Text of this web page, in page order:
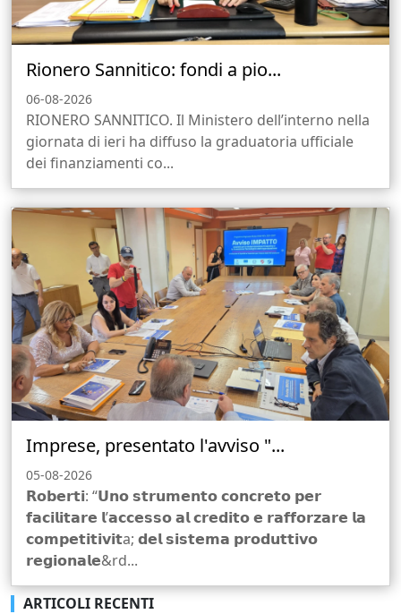
Rionero Sannitico: fondi a pio...
06-08-2026
RIONERO SANNITICO. Il Ministero dell’interno nella
giornata di ieri ha diffuso la graduatoria ufficiale
dei finanziamenti co...
Imprese, presentato l'avviso "...
05-08-2026
𝗥𝗼𝗯𝗲𝗿𝘁𝗶: “𝗨𝗻𝗼 𝘀𝘁𝗿𝘂𝗺𝗲𝗻𝘁𝗼 𝗰𝗼𝗻𝗰𝗿𝗲𝘁𝗼 𝗽𝗲𝗿
𝗳𝗮𝗰𝗶𝗹𝗶𝘁𝗮𝗿𝗲 𝗹’𝗮𝗰𝗰𝗲𝘀𝘀𝗼 𝗮𝗹 𝗰𝗿𝗲𝗱𝗶𝘁𝗼 𝗲 𝗿𝗮𝗳𝗳𝗼𝗿𝘇𝗮𝗿𝗲 𝗹𝗮
𝗰𝗼𝗺𝗽𝗲𝘁𝗶𝘁𝗶𝘃𝗶𝘁a; 𝗱𝗲𝗹 𝘀𝗶𝘀𝘁𝗲𝗺𝗮 𝗽𝗿𝗼𝗱𝘂𝘁𝘁𝗶𝘃𝗼
𝗿𝗲𝗴𝗶𝗼𝗻𝗮𝗹𝗲&rd...
ARTICOLI RECENTI